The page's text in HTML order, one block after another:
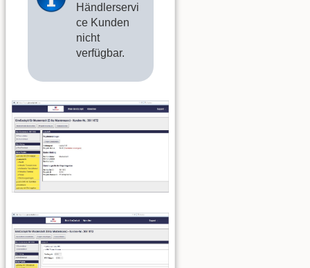
Händlerservi
ce Kunden
nicht
verfügbar.